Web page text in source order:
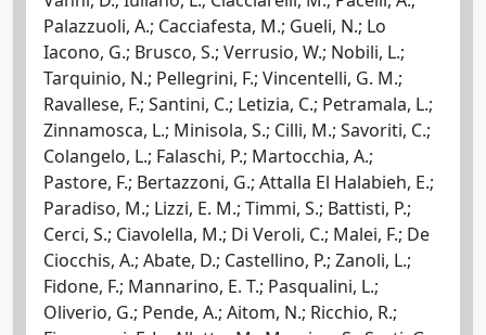
Palazzuoli, A.; Cacciafesta, M.; Gueli, N.; Lo
Iacono, G.; Brusco, S.; Verrusio, W.; Nobili, L.;
Tarquinio, N.; Pellegrini, F.; Vincentelli, G. M.;
Ravallese, F.; Santini, C.; Letizia, C.; Petramala, L.;
Zinnamosca, L.; Minisola, S.; Cilli, M.; Savoriti, C.;
Colangelo, L.; Falaschi, P.; Martocchia, A.;
Pastore, F.; Bertazzoni, G.; Attalla El Halabieh, E.;
Paradiso, M.; Lizzi, E. M.; Timmi, S.; Battisti, P.;
Cerci, S.; Ciavolella, M.; Di Veroli, C.; Malei, F.; De
Ciocchis, A.; Abate, D.; Castellino, P.; Zanoli, L.;
Fidone, F.; Mannarino, E. T.; Pasqualini, L.;
Oliverio, G.; Pende, A.; Aitom, N.; Ricchio, R.;